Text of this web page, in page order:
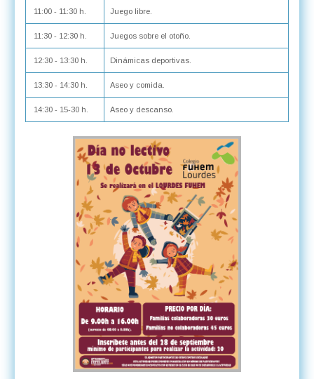
11:00 - 11:30 h. Juego libre.
11:30 - 12:30 h. Juegos sobre el otoño.
12:30 - 13:30 h. Dinámicas deportivas.
13:30 - 14:30 h. Aseo y comida.
14:30 - 15-30 h. Aseo y descanso.